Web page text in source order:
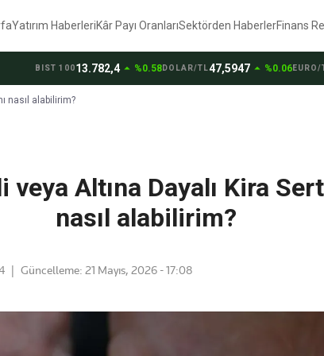
Yatırım HaberleriKâr Payı OranlarıSektörden HaberlerFinans
BIST 10013.782,4arrow_drop_up%0.58DOLAR/TL47,5947arrow_drop_up%0.06EURO/TL
nasıl alabilirim?
veya Altına Dayalı Kira
nasıl alabilirim?
| Güncelleme:21 Mayıs, 2026 - 17:08